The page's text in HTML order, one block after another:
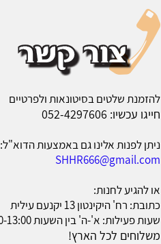
להזמנת שלטים בסיטונאות ולפרטיים
חייגו עכשיו: 052-4297606
ניתן לפנות אלינו גם באמצעות הדוא"ל:
SHHR666@gmail.com
או להגיע לחנות:
כתובת: רח' היקינטון 13 יקנעם עילית
שעות פעילות: א'-ה' בין השעות 08:00-13:00
משלוחים לכל הארץ!